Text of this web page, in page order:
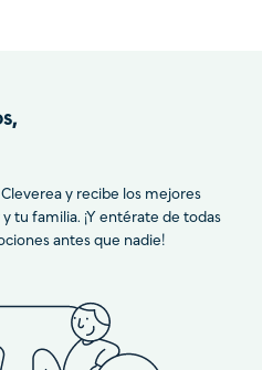
y recibe los mejores
tu familia. ¡Y entérate de todas
antes que nadie!